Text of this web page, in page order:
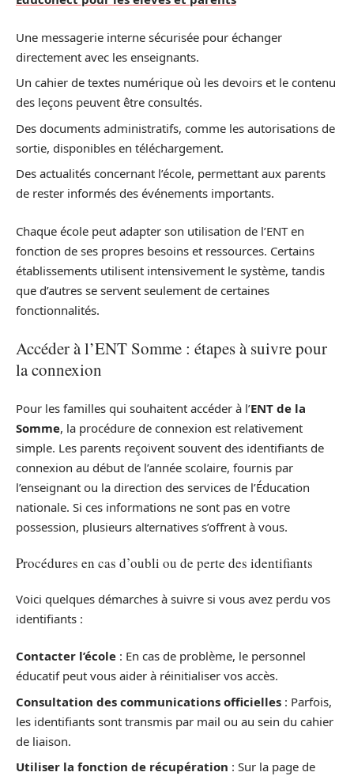
Une messagerie interne sécurisée pour échanger
directement avec les enseignants.
Un cahier de textes numérique où les devoirs et le contenu
des leçons peuvent être consultés.
Des documents administratifs, comme les autorisations de
sortie, disponibles en téléchargement.
Des actualités concernant l’école, permettant aux parents
de rester informés des événements importants.
Chaque école peut adapter son utilisation de l’ENT en
fonction de ses propres besoins et ressources. Certains
établissements utilisent intensivement le système, tandis
que d’autres se servent seulement de certaines
fonctionnalités.
Accéder à l’ENT Somme : étapes à suivre pour
la connexion
Pour les familles qui souhaitent accéder à l’ENT de la
Somme, la procédure de connexion est relativement
simple. Les parents reçoivent souvent des identifiants de
connexion au début de l’année scolaire, fournis par
l’enseignant ou la direction des services de l’Éducation
nationale. Si ces informations ne sont pas en votre
possession, plusieurs alternatives s’offrent à vous.
Procédures en cas d’oubli ou de perte des identifiants
Voici quelques démarches à suivre si vous avez perdu vos
identifiants :
Contacter l’école : En cas de problème, le personnel
éducatif peut vous aider à réinitialiser vos accès.
Consultation des communications officielles : Parfois,
les identifiants sont transmis par mail ou au sein du cahier
de liaison.
Utiliser la fonction de récupération : Sur la page de